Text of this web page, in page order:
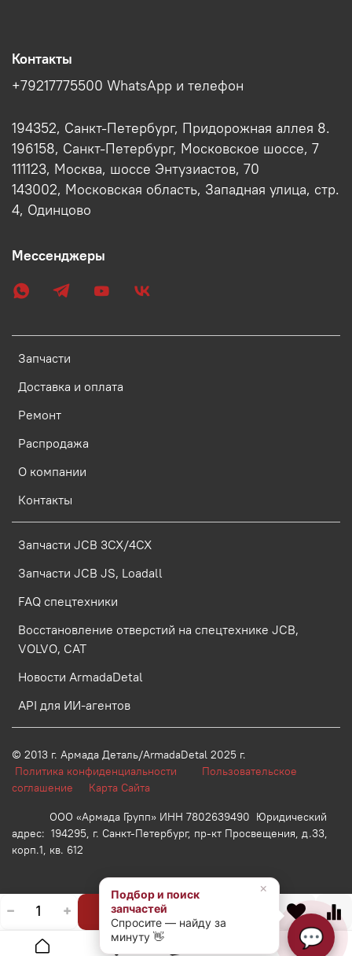
В корзину
Запчасти
Доставка и оплата
Ремонт
Распродажа
О компании
Контакты
Запчасти JCB 3CX/4CX
Запчасти JCB JS, Loadall
FAQ спецтехники
Восстановление отверстий на спецтехнике JCB,
VOLVO, CAT
Новости ArmadaDetal
API для ИИ-агентов
Контакты
+79217775500 WhatsApp и телефон
194352, Санкт-Петербург, Придорожная аллея 8.
196158, Санкт-Петербург, Московское шоссе, 7
111123, Москва, шоссе Энтузиастов, 70
143002, Московская область, Западная улица, стр.
4, Одинцово
Мессенджеры
© 2013 г. Армада Деталь/ArmadaDetal 2025 г.
Политика конфиденциальности
Пользовательское
соглашение Карта Сайта
ООО «Армада Групп» ИНН 7802639490 Юридический
адрес: 194295, г. Санкт-Петербург, пр-кт Просвещения, д.33,
корп.1, кв. 612
💬
×
Подбор и поиск
запчастей
Спросите — найду за
минуту 👋